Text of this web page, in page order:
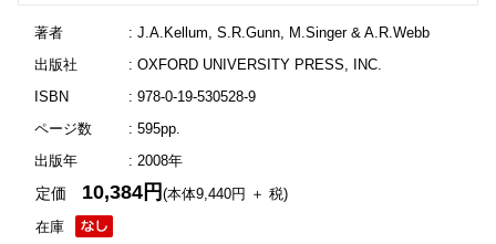
著者
: J.A.Kellum, S.R.Gunn, M.Singer & A.R.Webb
出版社
: OXFORD UNIVERSITY PRESS, INC.
ISBN
: 978-0-19-530528-9
ページ数
: 595pp.
出版年
: 2008年
在庫
定価 10,384円(本体9,440円 ＋ 税)